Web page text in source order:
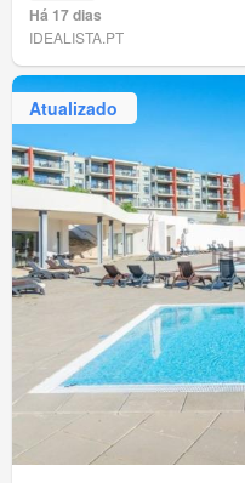
Há 17 dias
IDEALISTA.PT
Atualizado